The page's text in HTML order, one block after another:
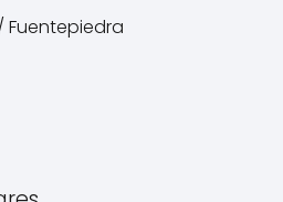
Fuentepiedra